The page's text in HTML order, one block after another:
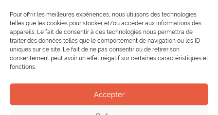
Pour offrir les meilleures expériences, nous utilisons des technologies
telles que les cookies pour stocker et/ou accéder aux informations des
appareils. Le fait de consentir à ces technologies nous permettra de
traiter des données telles que le comportement de navigation ou les ID
uniques sur ce site. Le fait de ne pas consentir ou de retirer son
consentement peut avoir un effet négatif sur certaines caractéristiques et
fonctions.
Accepter
Liens utiles
Nous contacter
Formations Pré-bac
Formations Post-bac
Toutes les formations en alternance
Partenariat
Mobilité européenne
Bourse de l’emploi
Entreprises
Vie au lycée
Le Centre de Documentation et d’Information
Instances et Associations lycéennes et étudiantes